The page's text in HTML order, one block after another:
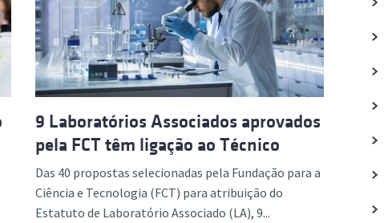
Avançada
9 Laboratórios Associados aprovados
pela FCT têm ligação ao Técnico
Das 40 propostas selecionadas pela Fundação para a
Ciência e Tecnologia (FCT) para atribuição do
Estatuto de Laboratório Associado (LA), 9...